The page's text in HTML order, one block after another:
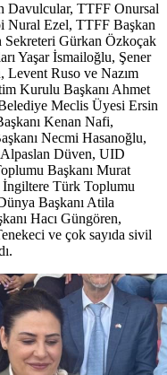
Davulcular, TTFF Onursal
Nural Ezel, TTFF Başkan
Sekreteri Gürkan Özkoçak
Yaşar İsmailoğlu, Şener
Ruso ve Nazım
Kurulu Başkanı Ahmet
Meclis Üyesi Ersin
Kenan Nafi,
Necmi Hasanoğlu,
Düven, UID
Başkanı Murat
Türk Toplumu
Başkanı Atila
Hacı Güngören,
ve çok sayıda sivil